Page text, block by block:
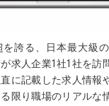
を誇る、日本最大級
求人企業1社1社を訪
に記載した求人情報
限り職場のリアルな